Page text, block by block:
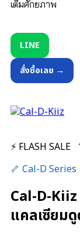
เต็มศักยภาพ
LINE
สั่งซื้อเลย →
⚡ FLASH SALE
🦴 Cal-D Series
Cal-D-
แคลเซียม